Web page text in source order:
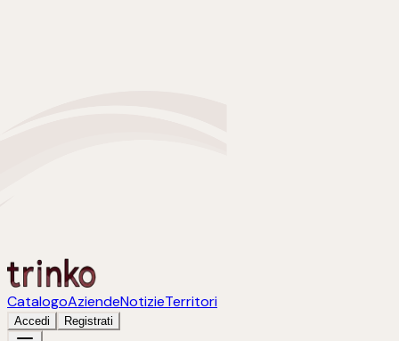
CatalogoAziendeNotizieTerritori
Accedi Registrati